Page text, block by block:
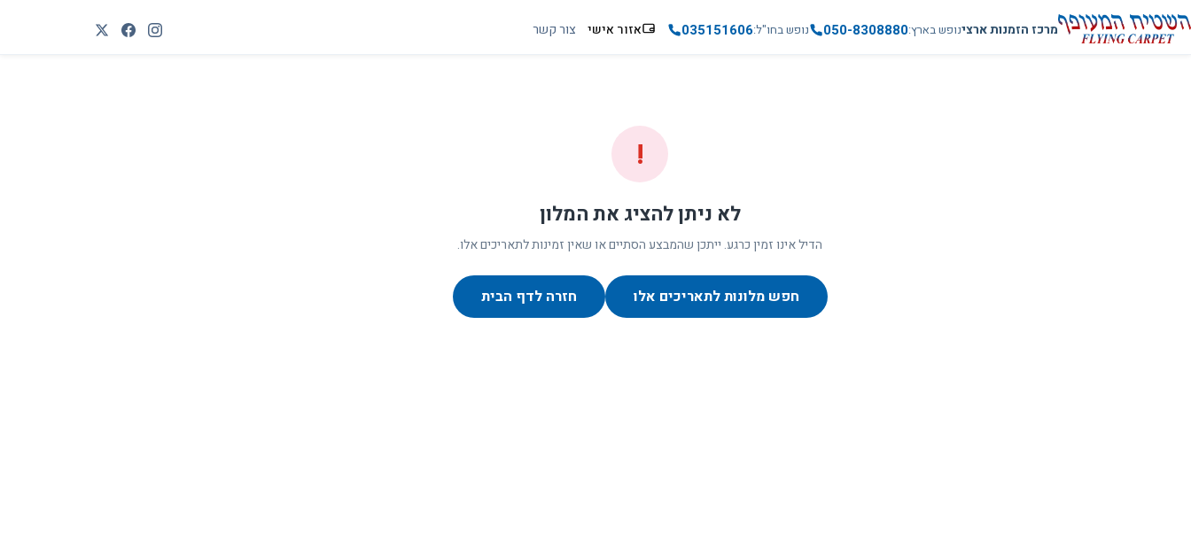
מרכז הזמנות ארצינופש בארץ050-8308880 נופש בחו"ל035151606 אזור אישי צור קשר
!
לא ניתן להציג את המלון
הדיל אינו זמין כרגע. ייתכן שהמבצע הסתיים או שאין זמינות לתאריכים אלו.
חפש מלונות לתאריכים אלו חזרה לדף הבית